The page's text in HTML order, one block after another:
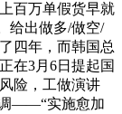
百万单假货早就
给出做多/做空/
四年，而韩国总
在3月6日提起国
险，工做演讲
调——“实施愈加